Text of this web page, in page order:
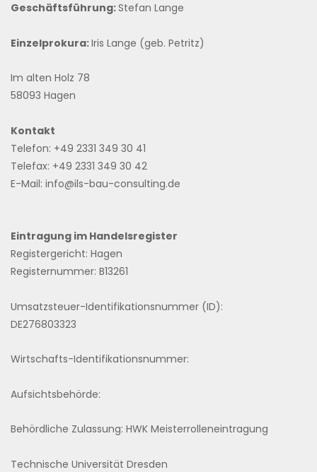
Geschäftsführung:Stefan Lange
Einzelprokura:Iris Lange (geb. Petritz)
Im alten Holz 78
58093 Hagen
Kontakt
Telefon: +49 2331 349 30 41
Telefax: +49 2331 349 30 42
E-Mail: info@ils-bau-consulting.de
Eintragung im Handelsregister
Registergericht: Hagen
Registernummer: B13261
Umsatzsteuer-Identifikationsnummer (ID):
DE276803323
Wirtschafts-Identifikationsnummer:
Aufsichtsbehörde:
Behördliche Zulassung: HWK Meisterrolleneintragung
Technische Universität Dresden